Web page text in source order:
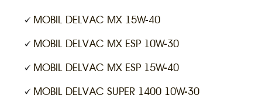
MOBIL DELVAC MX 15W-40
MOBIL DELVAC MX ESP 10W-30
MOBIL DELVAC MX ESP 15W-40
MOBIL DELVAC SUPER 1400 10W-30